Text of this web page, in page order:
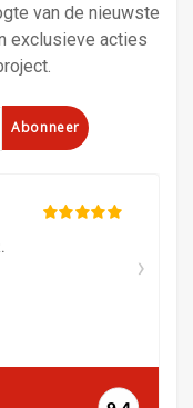
van de nieuwste
exclusieve acties
Abonneer